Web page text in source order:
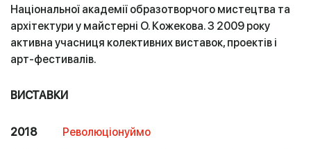
Національної академії образотворчого мистецтва та
архітектури у майстерні О. Кожекова. З 2009 року
активна учасниця колективних виставок, проектів і
арт-фестивалів.
ВИСТАВКИ
2018
Революціонуймо